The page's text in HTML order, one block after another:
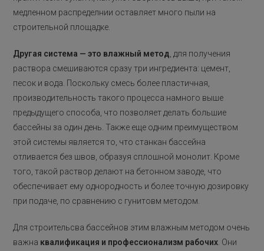
медленном распределнии оставляет много пыли на
строительной площадке.
Другая система — это влажный метод , для получения
раствора смешиваются сразу три ингредиента: цемент,
песок и вода. Поскольку смесь более пластичная,
производительность такого процесса намного выше
предыдущего способа, что позволяет делать большие
бассейны за один день. Также еще одним преимуществом
этой системы является то, что станкан бассейна
отливается без швов, образуя сплошной монолит. Кроме
того, такой раствор делают на бетонном заводе, что
обеспечивает ему однородность и более точную дозировку
при подаче, по сравнению с гунитовм методом.
Для строительсва бассейнов этим влажным методом очень
важна квалификация и профессионализм рабочих . Они